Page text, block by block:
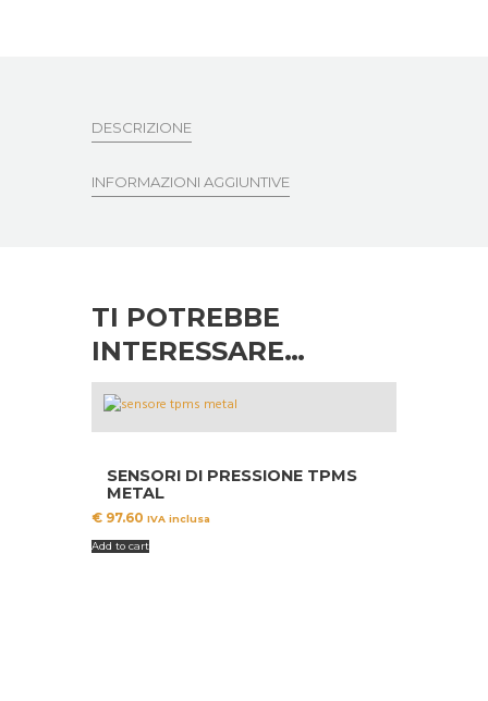
DESCRIZIONE
INFORMAZIONI AGGIUNTIVE
TI POTREBBE
INTERESSARE…
SENSORI DI PRESSIONE TPMS
METAL
€ 97.60 IVA inclusa
Add to cart